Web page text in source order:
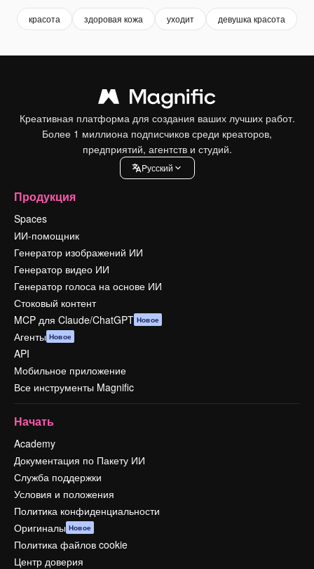
красота здоровая кожа уходит девушка красота
Креативная платформа для создания ваших лучших работ.
Более 1 миллиона подписчиков среди креаторов,
предприятий, агентств и студий.
Pусский
Продукция
Spaces
ИИ-помощник
Генератор изображений ИИ
Генератор видео ИИ
Генератор голоса на основе ИИ
Стоковый контент
MCP для Claude/ChatGPT Новое
Агенты Новое
API
Мобильное приложение
Все инструменты Magnific
Начать
Academy
Документация по Пакету ИИ
Служба поддержки
Условия и положения
Политика конфиденциальности
Оригиналы Новое
Политика файлов cookie
Центр доверия